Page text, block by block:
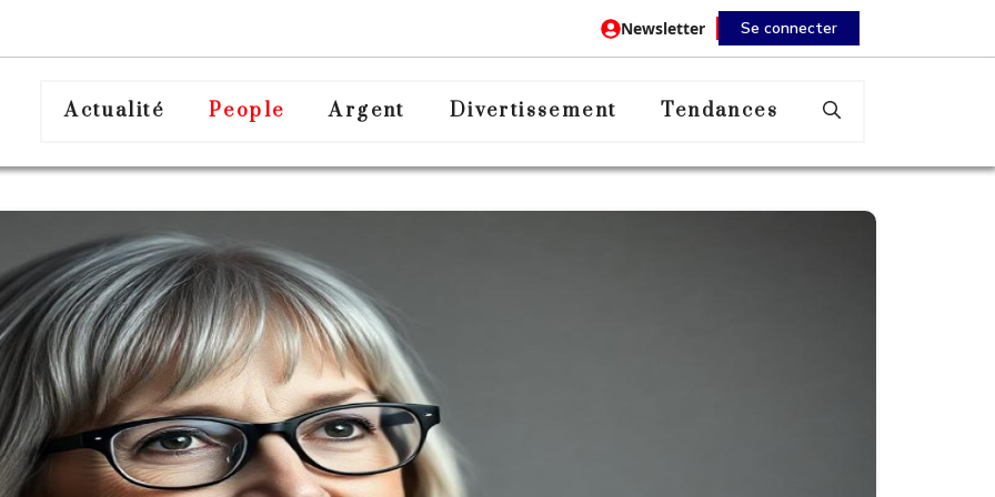
Newsletter Se connecter
Actualité People Argent Divertissement Tendances